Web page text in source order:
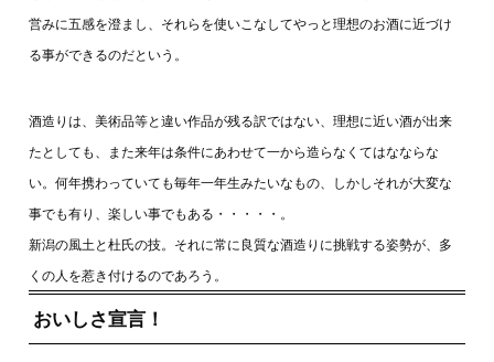
営みに五感を澄まし、それらを使いこなしてやっと理想のお酒に近づけ
る事ができるのだという。
酒造りは、美術品等と違い作品が残る訳ではない、理想に近い酒が出来
たとしても、また来年は条件にあわせて一から造らなくてはなならな
い。何年携わっていても毎年一年生みたいなもの、しかしそれが大変な
事でも有り、楽しい事でもある・・・・・。
新潟の風土と杜氏の技。それに常に良質な酒造りに挑戦する姿勢が、多
くの人を惹き付けるのであろう。
おいしさ宣言！